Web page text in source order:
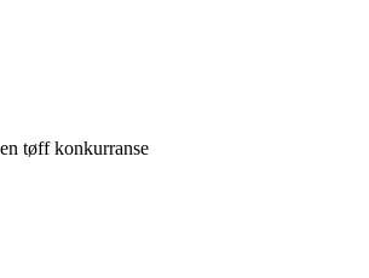
tøff konkurranse